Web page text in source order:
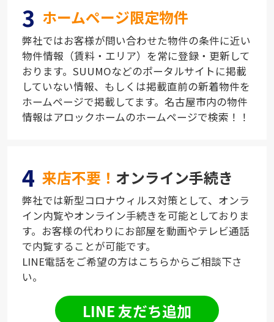
3 ホームページ限定物件
弊社ではお客様が問い合わせた物件の条件に近い
物件情報（賃料・エリア）を常に登録・更新して
おります。SUUMOなどのポータルサイトに掲載
していない情報、もしくは掲載直前の新着物件を
ホームページで掲載してます。名古屋市内の物件
情報はアロックホームのホームページで検索！！
4 来店不要！ オンライン手続き
弊社では新型コロナウィルス対策として、オンラ
イン内覧やオンライン手続きを可能としておりま
す。お客様の代わりにお部屋を動画やテレビ通話
で内覧することが可能です。
LINE電話をご希望の方はこちらからご相談下さ
い。
LINE 友だち追加